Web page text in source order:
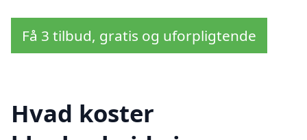
Få 3 tilbud, gratis og uforpligtende
Hvad koster